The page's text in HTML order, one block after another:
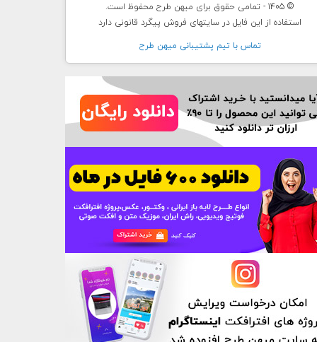
© 1405 - تمامی حقوق برای میهن طرح محفوظ است.
استفاده از این فایل در سایتهای فروش پیگرد قانونی دارد
تماس با تيم پشتيبانی ميهن طرح